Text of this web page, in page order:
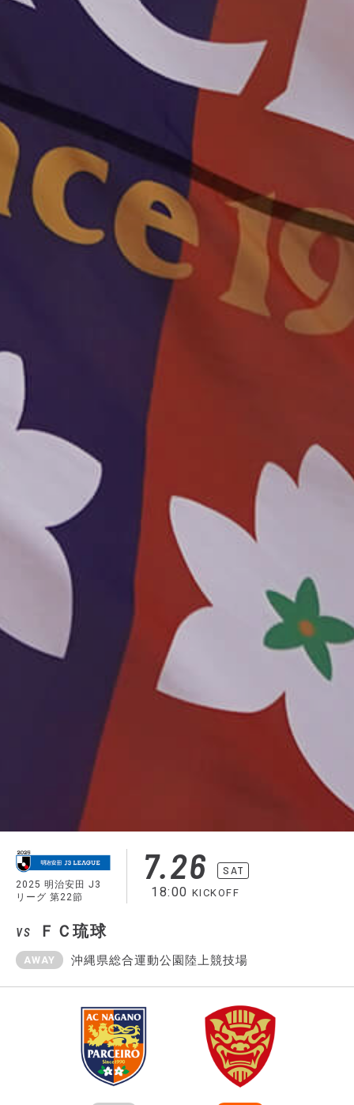
2025 明治安田 J3
リーグ 第22節
7.26 SAT
18:00 KICKOFF
VS ＦＣ琉球
AWAY 沖縄県総合運動公園陸上競技場